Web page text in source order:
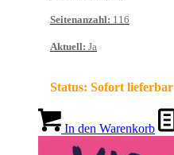
Seitenanzahl: 116
Aktuell: Ja
Status: Sofort lieferbar
In den Warenkorb